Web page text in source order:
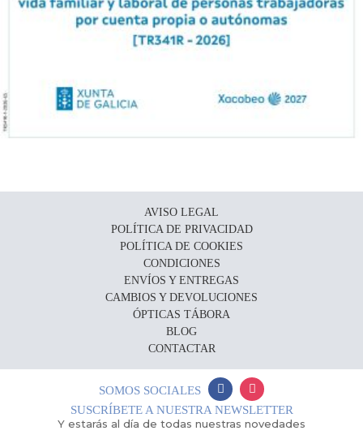
AVISO LEGAL
POLÍTICA DE PRIVACIDAD
POLÍTICA DE COOKIES
CONDICIONES
ENVÍOS Y ENTREGAS
CAMBIOS Y DEVOLUCIONES
ÓPTICAS TÁBORA
BLOG
CONTACTAR
SOMOS SOCIALES
SUSCRÍBETE A NUESTRA NEWSLETTER
Y estarás al día de todas nuestras novedades